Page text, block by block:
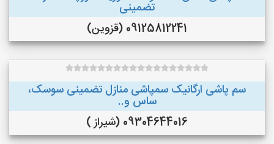
تضمینی
09125812241 (قزوین)
سم پاشی ارگانیک سمپاشی منازل تضمینی سوسک،
ساس و..
09304644016 (شیراز )